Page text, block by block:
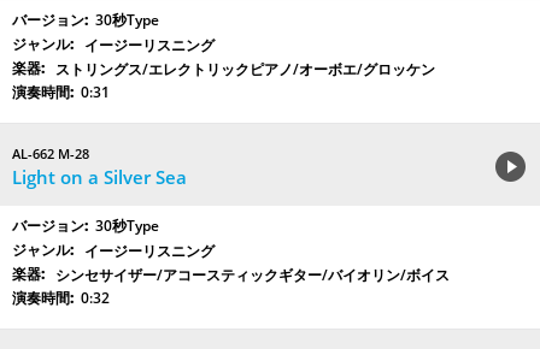
30秒Type
イージーリスニング
ストリングス/エレクトリックピアノ/オーボエ/グロッケン
0:31
AL-662 M-28
Light on a Silver Sea
30秒Type
イージーリスニング
シンセサイザー/アコースティックギター/バイオリン/ボイス
0:32